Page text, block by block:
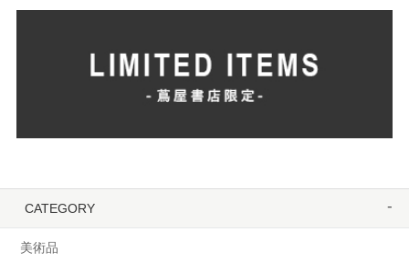
CATEGORY
美術品